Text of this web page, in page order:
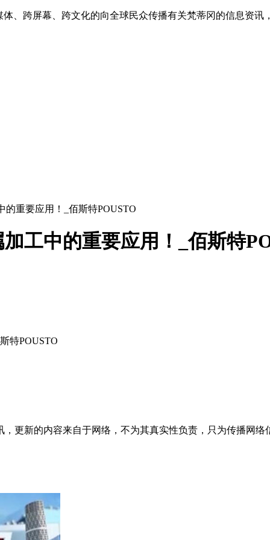
、跨屏幕、跨文化的向全球民众传播有关梵蒂冈的信息资
重要应用！_佰斯特POUSTO
工中的重要应用！_佰斯特
特POUSTO
更新的内容来自于网络，不为其真实性负责，只为传播网